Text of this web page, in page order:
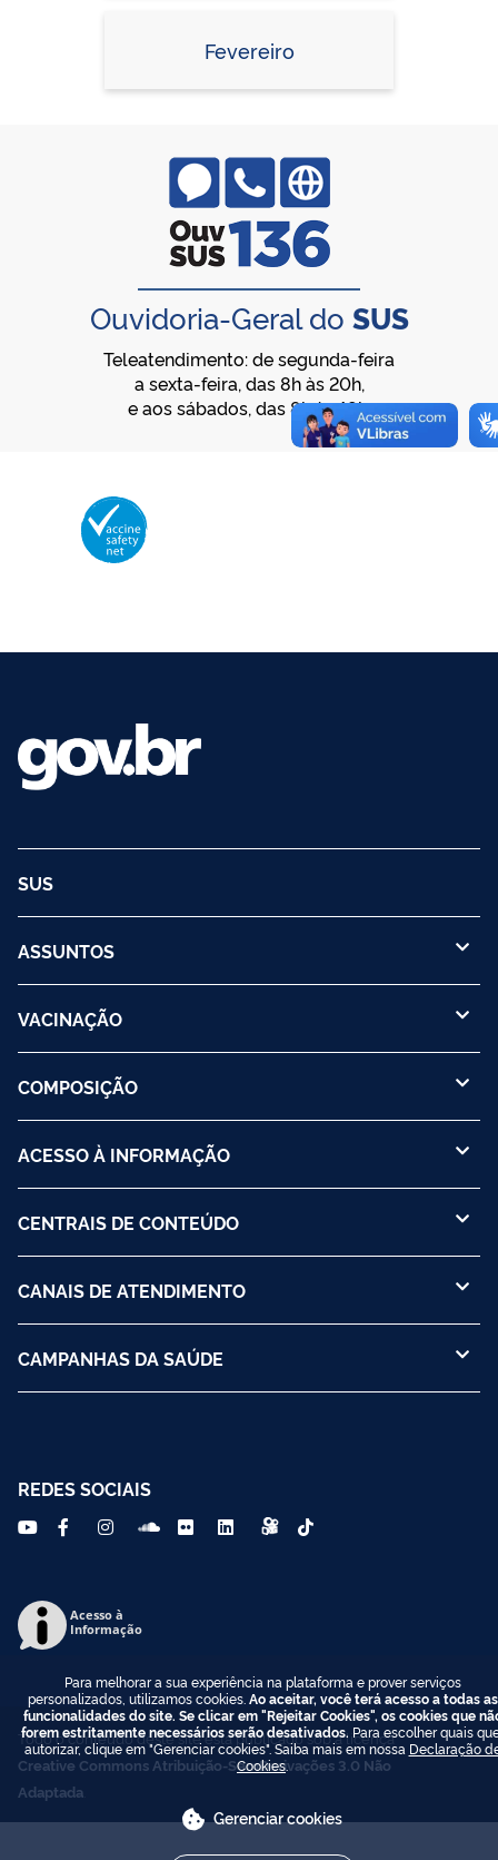
Fevereiro
Ouvidoria-Geral do SUS
Teleatendimento: de segunda-feira
a sexta-feira, das 8h às 20h,
e aos sábados, das 8h às 18h.
SUS
ASSUNTOS
VACINAÇÃO
COMPOSIÇÃO
ACESSO À INFORMAÇÃO
CENTRAIS DE CONTEÚDO
CANAIS DE ATENDIMENTO
CAMPANHAS DA SAÚDE
REDES SOCIAIS
Acesso à
Informação
Todo o conteúdo deste site está publicado sob a licença
Creative Commons Atribuição-SemDerivações 3.0 Não
Adaptada
Para melhorar a sua experiência na plataforma e prover serviços
personalizados, utilizamos cookies. Ao aceitar, você terá acesso a todas as
funcionalidades do site. Se clicar em "Rejeitar Cookies", os cookies que
forem estritamente necessários serão desativados. Para escolher quais
autorizar, clique em "Gerenciar cookies". Saiba mais em nossa Declaração
Cookies.
Gerenciar cookies